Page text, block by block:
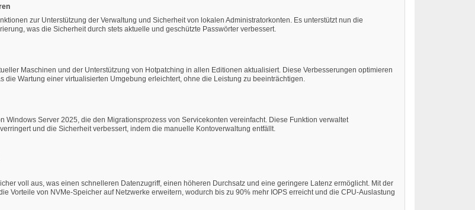
zur Unterstützung der Verwaltung und Sicherheit von lokalen Administratorkonten. Es unterstützt nun die
was die Sicherheit durch stets aktuelle und geschützte Passwörter verbessert.
Maschinen und der Unterstützung von Hotpatching in allen Editionen aktualisiert. Diese Verbesserungen optimieren
Wartung einer virtualisierten Umgebung erleichtert, ohne die Leistung zu beeinträchtigen.
Windows Server 2025, die den Migrationsprozess von Servicekonten vereinfacht. Diese Funktion verwaltet
und die Sicherheit verbessert, indem die manuelle Kontoverwaltung entfällt.
voll aus, was einen schnelleren Datenzugriff, einen höheren Durchsatz und eine geringere Latenz ermöglicht. Mit der
Vorteile von NVMe-Speicher auf Netzwerke erweitern, wodurch bis zu 90% mehr IOPS erreicht und die CPU-Auslastung